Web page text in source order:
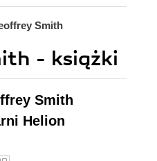
Smith
- książki
Smith
Helion